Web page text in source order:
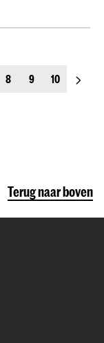
8 9 10
Terug naar boven